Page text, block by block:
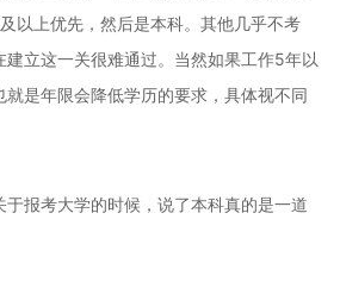
以上优先，然后是本科。其他几乎不考
建立这一关很难通过。当然如果工作5年以
就是年限会降低学历的要求，具体视不同
于报考大学的时候，说了本科真的是一道